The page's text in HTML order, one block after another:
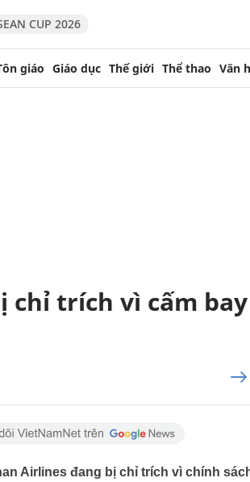
CUP 2026
giáo Giáo dục Thế giới Thể thao Văn
chỉ trích vì cấm
Airlines đang bị chỉ trích vì chính